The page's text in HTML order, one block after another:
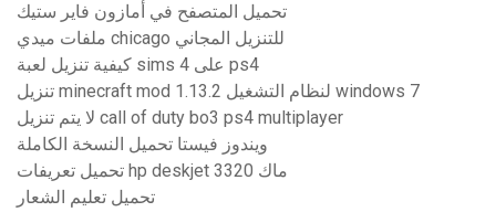
تحميل المتصفح في أمازون فاير ستيك
ملفات ميدي chicago للتنزيل المجاني
كيفية تنزيل لعبة sims 4 على ps4
تنزيل minecraft mod 1.13.2 لنظام التشغيل windows 7
لا يتم تنزيل call of duty bo3 ps4 multiplayer
ويندوز فيستا تحميل النسخة الكاملة
تحميل تعريفات hp deskjet 3320 ماك
تحميل تعليم الشعار